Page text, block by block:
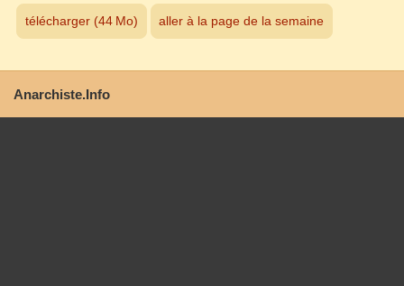
télécharger (44 Mo) aller à la page de la semaine
Anarchiste.Info